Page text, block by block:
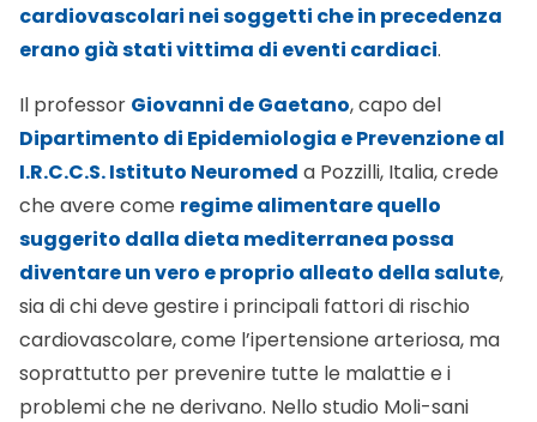
cardiovascolari nei soggetti che in precedenza
erano già stati vittima di eventi cardiaci.
Il professor Giovanni de Gaetano, capo del
Dipartimento di Epidemiologia e Prevenzione al
I.R.C.C.S. Istituto Neuromed a Pozzilli, Italia, crede
che avere come regime alimentare quello
suggerito dalla dieta mediterranea possa
diventare un vero e proprio alleato della salute,
sia di chi deve gestire i principali fattori di rischio
cardiovascolare, come l’ipertensione arteriosa, ma
soprattutto per prevenire tutte le malattie e i
problemi che ne derivano. Nello studio Moli-sani